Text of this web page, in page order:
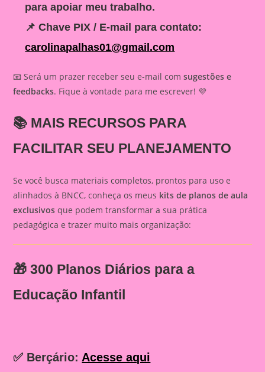
para apoiar meu trabalho.
📌Chave PIX / E-mail para contato:
carolinapalhas01@gmail.com
📧 Será um prazer receber seu e-mail comsugestões e
feedbacks. Fique à vontade para me escrever! 💜
📚 MAIS RECURSOS PARA
FACILITAR SEU PLANEJAMENTO
Se você busca materiais completos, prontos para uso e
alinhados à BNCC, conheça os meus kits de planos de aula
exclusivos que podem transformar a sua prática
pedagógica e trazer muito mais organização:
🎁300 Planos Diários para a
Educação Infantil
✅ Berçário: Acesse aqui